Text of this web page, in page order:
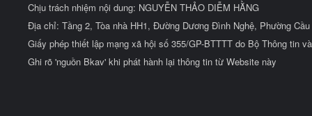
Chịu trách nhiệm nội dung: NGUYỄN THẢO DIỄM HẰNG
Địa chỉ: Tầng 2, Tòa nhà HH1, Đường Dương Đình Nghệ, Phường
Giấy phép thiết lập mạng xã hội số 355/GP-BTTTT do Bộ Thông tin
Ghi rõ 'nguồn Bkav' khi phát hành lại thông tin từ Website này